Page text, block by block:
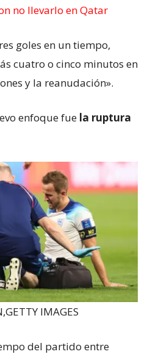
no llevarlo en Qatar
goles en un tiempo,
cuatro o cinco minutos en
y la reanudación».
enfoque fue la ruptura
GETTY IMAGES
del partido entre